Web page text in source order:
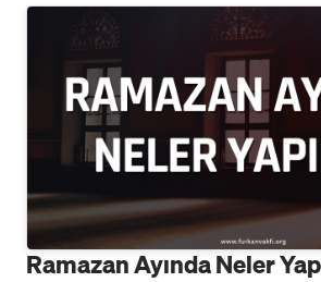
Ramazan Ayında Neler